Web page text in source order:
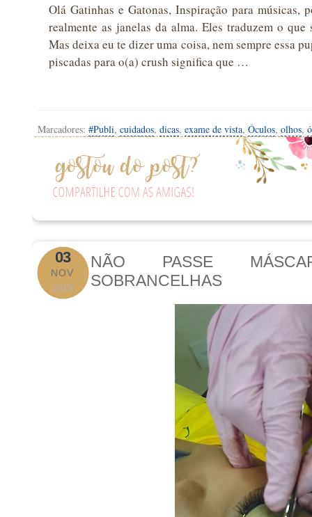
Olá Gatinhas e Gatonas, Inspiração para músicas,
realmente as janelas da alma. Eles traduzem o
Mas deixa eu te dizer uma coisa, nem sempre essa
piscadas para o(a) crush significa que …
Marcadores: #Publi, cuidados, dicas, exame de vista, Óculos, olhos,
03
NOV
2019
NÃO PASSE
SOBRANCELHAS